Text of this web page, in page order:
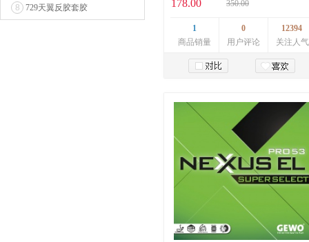
178.00 350.00
1
商品销量
0
用户评论
12394
关注人气
8 729天翼反胶套胶